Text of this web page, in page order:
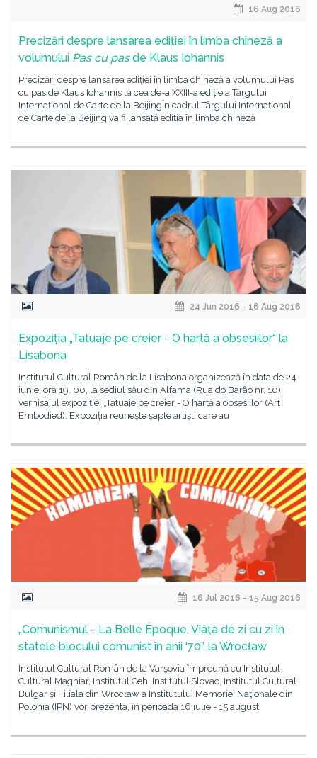
16 Aug 2016
Precizări despre lansarea ediției în limba chineză a
volumului Pas cu pasde Klaus Iohannis
Precizări despre lansarea ediției în limba chineză a volumului Pas
cu pas de Klaus Iohannis la cea de-a XXIII-a ediție a Târgului
Internațional de Carte de la BeijingÎn cadrul Târgului Internațional
de Carte de la Beijing va fi lansată ediția în limba chineză
24 Jun 2016 - 16 Aug 2016
Expoziția „Tatuaje pe creier - O hartă a obsesiilor“ la
Lisabona
Institutul Cultural Român de la Lisabona organizează în data de 24
iunie, ora 19. 00, la sediul său din Alfama (Rua do Barão nr. 10),
vernisajul expoziției „Tatuaje pe creier - O hartă a obsesiilor (Art
Embodied). Expoziția reunește șapte artiști care au
16 Jul 2016 - 15 Aug 2016
„Comunismul - La Belle Époque. Viaţa de zi cu zi în
statele blocului comunist în anii ‘70”, la Wrocław
Institutul Cultural Român de la Varşovia împreună cu Institutul
Cultural Maghiar, Institutul Ceh, Institutul Slovac, Institutul Cultural
Bulgar şi Filiala din Wrocław a Institutului Memoriei Naţionale din
Polonia (IPN) vor prezenta, în perioada 16 iulie - 15 august